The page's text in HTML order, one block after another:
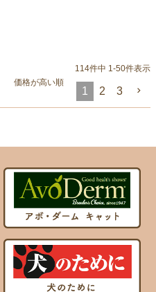
価格が高い順
114件中 1-50件表示
1 2 3